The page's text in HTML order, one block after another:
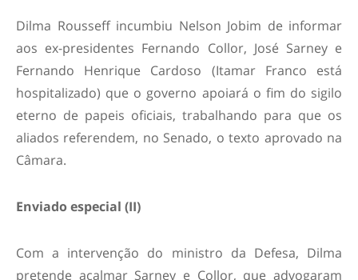
Dilma Rousseff incumbiu Nelson Jobim de informar
aos ex-presidentes Fernando Collor, José Sarney e
Fernando Henrique Cardoso (Itamar Franco está
hospitalizado) que o governo apoiará o fim do sigilo
eterno de papeis oficiais, trabalhando para que os
aliados referendem, no Senado, o texto aprovado na
Câmara.
Enviado especial (II)
Com a intervenção do ministro da Defesa, Dilma
pretende acalmar Sarney e Collor, que advogaram